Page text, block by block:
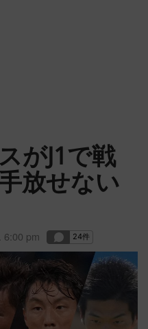
がJ1で戦
放せない
6:00 pm